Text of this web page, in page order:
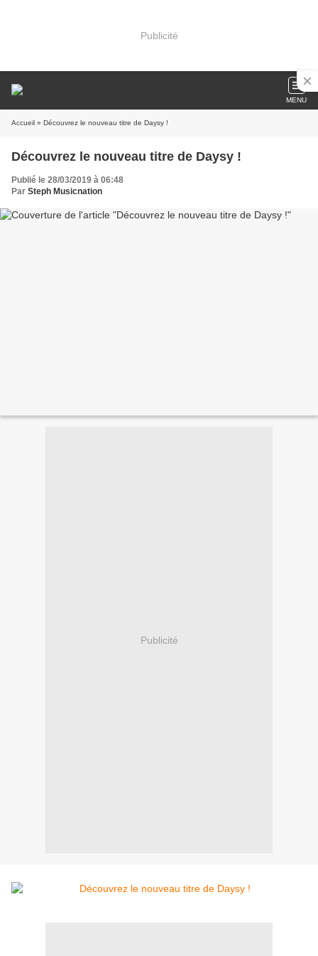
Publicité
MENU
Accueil » Découvrez le nouveau titre de Daysy !
Découvrez le nouveau titre de Daysy !
Publié le 28/03/2019 à 06:48
Par Steph Musicnation
Publicité